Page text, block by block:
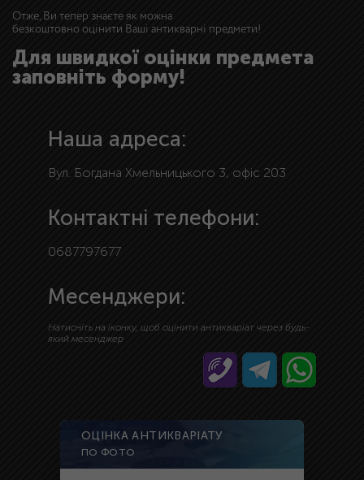
Отже, Ви тепер знаєте як можна
безкоштовно оцінити Ваші антикварні предмети!
Для швидкої оцінки предмета
заповніть форму!
Наша адреса:
Вул. Богдана Хмельницького 3, офіс 203
Контактні телефони:
0687797677
Месенджери:
Натисніть на іконку, щоб оцінити антикваріат через будь-
який месенджер
ОЦІНКА АНТИКВАРІАТУ
ПО ФОТО